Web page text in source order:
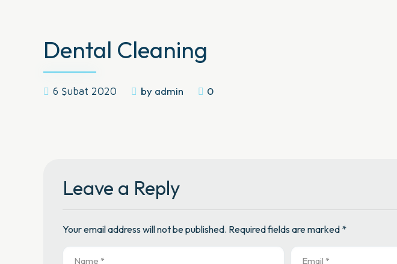
Dental Cleaning
6 Şubat 2020 by admin 0
Leave a Reply
Your email address will not be published. Required fields are marked *